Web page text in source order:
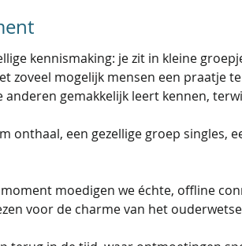
kennismaking: je zit in kleine
zoveel mogelijk mensen een praatje
gemakkelijk leert kennen,
onthaal, een gezellige groep singles,
moedigen we échte, offline
voor de charme van het